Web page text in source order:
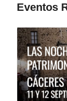
Eventos